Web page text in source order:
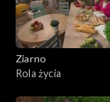
Ziarno
Rola życia